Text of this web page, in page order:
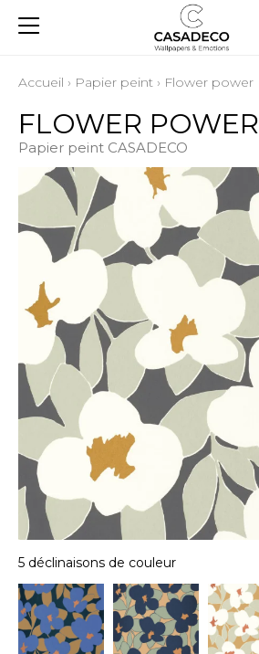
Accueil › Papier peint › Flower power
FLOWER POWER
Papier peint CASADECO
5 déclinaisons de couleur